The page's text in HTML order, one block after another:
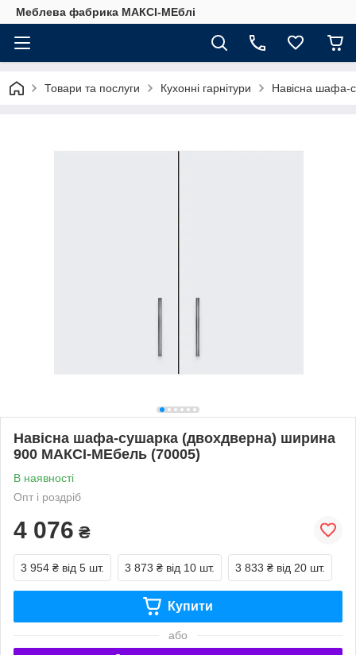
Меблева фабрика МАКСІ-МЕблі
Товари та послуги Кухонні гарнітури Навісна шафа-
Навісна шафа-сушарка (двохдверна) ширина
900 МАКСІ-МЕбель (70005)
В наявності
Опт і роздріб
4 076 ₴
3 954 ₴ від 5 шт. 3 873 ₴ від 10 шт. 3 833 ₴ від 20 шт.
Купити
або